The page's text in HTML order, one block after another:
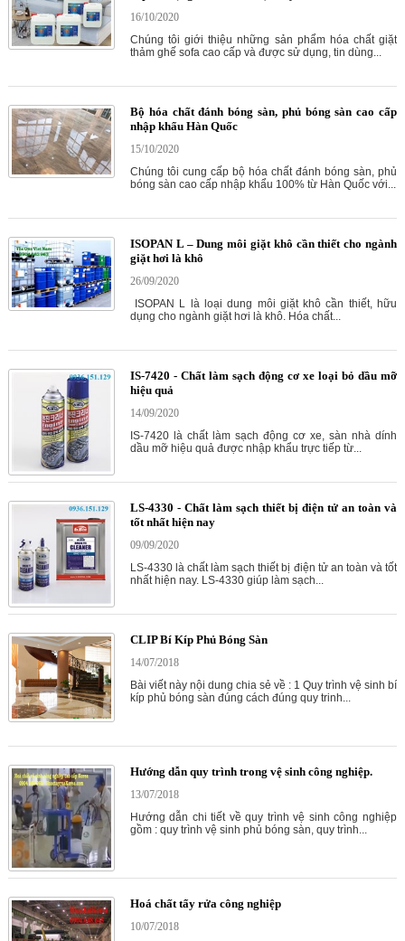
16/10/2020
Chúng tôi giới thiệu những sản phẩm hóa chất giặt
thảm ghế sofa cao cấp và được sử dụng, tin dùng...
Bộ hóa chất đánh bóng sàn, phủ bóng sàn cao cấp
nhập khẩu Hàn Quốc
15/10/2020
Chúng tôi cung cấp bộ hóa chất đánh bóng sàn, phủ
bóng sàn cao cấp nhập khẩu 100% từ Hàn Quốc với...
ISOPAN L – Dung môi giặt khô cần thiết cho ngành
giặt hơi là khô
26/09/2020
ISOPAN L là loại dung môi giặt khô cần thiết, hữu
dụng cho ngành giặt hơi là khô. Hóa chất...
IS-7420 - Chất làm sạch động cơ xe loại bỏ dầu mỡ
hiệu quả
14/09/2020
IS-7420 là chất làm sạch động cơ xe, sàn nhà dính
dầu mỡ hiệu quả được nhập khẩu trực tiếp từ...
LS-4330 - Chất làm sạch thiết bị điện tử an toàn và
tốt nhất hiện nay
09/09/2020
LS-4330 là chất làm sạch thiết bị điện tử an toàn và tốt
nhất hiện nay. LS-4330 giúp làm sạch...
CLIP Bí Kíp Phủ Bóng Sàn
14/07/2018
Bài viết này nội dung chia sẻ về : 1 Quy trình vệ sinh bí
kíp phủ bóng sàn đúng cách đúng quy trinh...
Hướng dẫn quy trình trong vệ sinh công nghiệp.
13/07/2018
Hướng dẫn chi tiết về quy trình vệ sinh công nghiệp
gồm : quy trình vệ sinh phủ bóng sàn, quy trình...
Hoá chất tẩy rửa công nghiệp
10/07/2018